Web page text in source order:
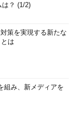
は？ (1/2)
策を実現する新たな
は
組み、新メディアを